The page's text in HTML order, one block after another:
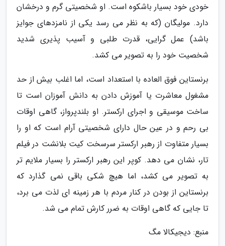
خودی خود بسیار باشکوه است. او شخصیتی گرم و درخشان
دارد. مولیگان (که به نظر می رسد یکی از نامزدهای جوایز
باشد) عمل گرایی، قدرت طلبی و آسیب پذیری شدید
شخصیت خود را به تصویر می کشد.
برنستاین فوق العاده با استعداد است، اما اغلب بیش از حد
مشغول معاشرت یا آموزش دادن به دانش آموزان است تا
ساخت موسیقی و اجرای ارکستر. او بلندپرواز، گاهی اوقات
بی رحم و در عین حال دارای شخصیتی آرام است که او را
بسیار متفاوت از رهبر ارکستر سرسخت کیت بلانشت در فیلم
تار، نشان می دهد. کوپر این رهبر ارکستر را بسیار ملایم تر
به تصویر می کشد، اما هیچ شکی باقی نمی گذارد که
برنستاین از بودن در کنار مردم با هر زمینه ای لذت می برد،
تا جایی که گاهی اوقات به ضرر کارش تمام می شد.
منبع: دیجیکالا مگ